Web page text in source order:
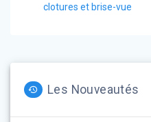
précédent
clotures et brise-vue
Les Nouveautés